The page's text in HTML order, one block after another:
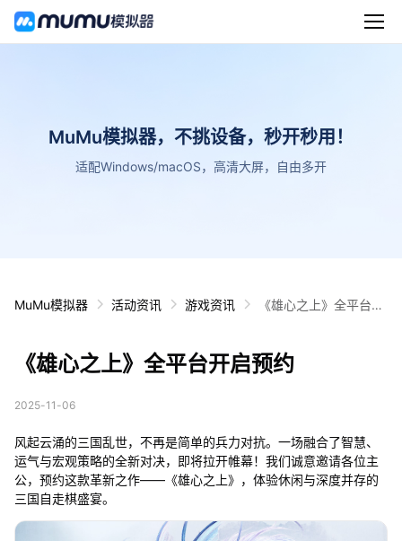
MuMu模拟器，不挑设备，秒开秒用！
适配Windows/macOS，高清大屏，自由多开
MuMu模拟器 活动资讯 游戏资讯
《雄心之上》全平台开
《雄心之上》全平台开启预约
2025-11-06
风起云涌的三国乱世，不再是简单的兵力对抗。一场融合了智慧、
运气与宏观策略的全新对决，即将拉开帷幕！我们诚意邀请各位主
公，预约这款革新之作——《雄心之上》，体验休闲与深度并存的
三国自走棋盛宴。